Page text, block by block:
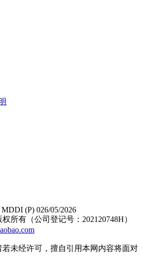
(P) 026/05/2026
所有（公司登记号：202120748H）
未经许可，擅自引用本网内容将面对